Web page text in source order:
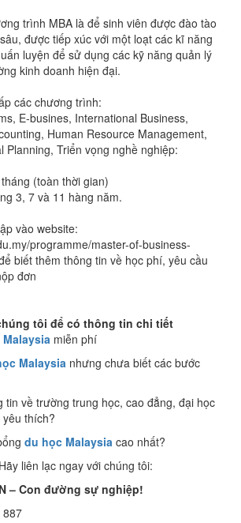
trình MBA là để sinh viên được đào tào
được tiếp xúc với một loạt các kĩ năng
luyện để sử dụng các kỹ năng quản lý
kinh doanh hiện đại.
các chương trình:
E-busines, International Business,
Human Resource Management,
Planning, Triển vọng nghề nghiệp:
(toàn thời gian)
3, 7 và 11 hàng năm.
vào website:
programme/master-of-business-
biết thêm thông tin về học phí, yêu cầu
đơn
tôi để có thông tin chi tiết
miễn phí
Malaysia nhưng chưa biết các bước
tin về trường trung học, cao đẳng, đại học
yêu thích?
du học Malaysia cao nhất?
liên lạc ngay với chúng tôi:
– Con đường sự nghiệp!
887